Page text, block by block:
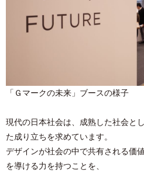
「Ｇマークの未来」ブースの様子
現代の日本社会は、成熟した社会と
た成り立ちを求めています。
デザインが社会の中で共有される価
を導ける力を持つことを、